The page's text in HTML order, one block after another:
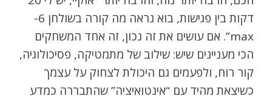
דקות בין פגישות, בוא נראה מה קורה בשולחן 6-
max”. אם עושים את זה נכון, זה אחד המשחקים
הכי מעניינים שיש: שילוב של מתמטיקה, פסיכולוגיה,
קור רוח, ולפעמים גם היכולת לצחוק על עצמך
כשיצאת מהיד עם “אינטואיציה” שהתבררה כמדע